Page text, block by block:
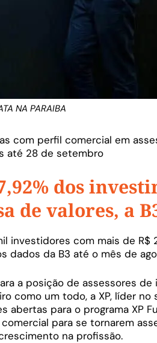
NA PARAIBA
com perfil comercial em
até 28 de setembro
dos
de valores, a
investidores com mais de R$
dados da B3 até o mês de
a posição de assessores
como um todo, a XP, líder no
abertas para o programa XP
para se tornarem
na profissão.